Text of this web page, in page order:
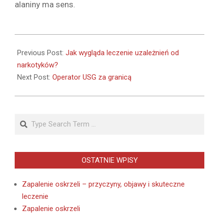
alaniny ma sens.
03-
16
Previous Post: Jak wygląda leczenie uzależnień od
narkotyków?
Next Post: Operator USG za granicą
OSTATNIE WPISY
Zapalenie oskrzeli – przyczyny, objawy i skuteczne
leczenie
Zapalenie oskrzeli